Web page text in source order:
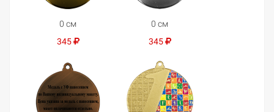
0 см
345
0 см
345